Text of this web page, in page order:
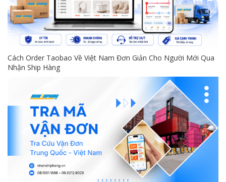
Cách Order Taobao Về Việt Nam Đơn Giản Cho Người Mới Qua
Nhận Ship Hàng